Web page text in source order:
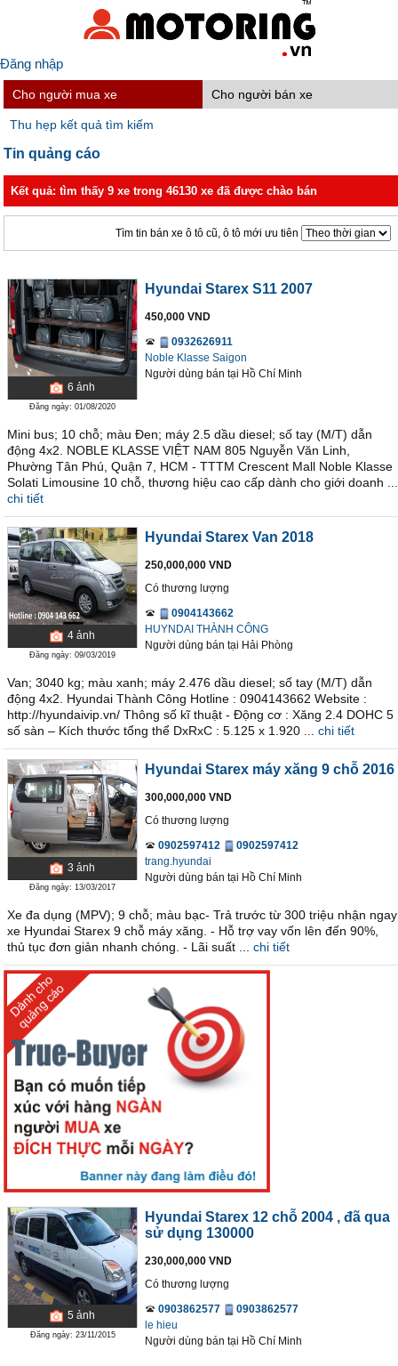
Đăng nhập
Cho người mua xe Cho người bán xe
Thu hẹp kết quả tìm kiếm
Tin quảng cáo
Kết quả: tìm thấy 9 xe trong 46130 xe đã được chào bán
Tìm tin bán xe ô tô cũ, ô tô mới ưu tiên
6 ảnh
Đăng ngày: 01/08/2020
Hyundai Starex S11 2007
450,000 VND
0932626911
Noble Klasse Saigon
Người dùng bán tại Hồ Chí Minh
Mini bus; 10 chỗ; màu Đen; máy 2.5 dầu diesel; số tay (M/T) dẫn
động 4x2. NOBLE KLASSE VIỆT NAM 805 Nguyễn Văn Linh,
Phường Tân Phú, Quận 7, HCM - TTTM Crescent Mall Noble Klasse
Solati Limousine 10 chỗ, thương hiệu cao cấp dành cho giới doanh ...
chi tiết
4 ảnh
Đăng ngày: 09/03/2019
Hyundai Starex Van 2018
250,000,000 VND
Có thương lượng
0904143662
HUYNDAI THÀNH CÔNG
Người dùng bán tại Hải Phòng
Van; 3040 kg; màu xanh; máy 2.476 dầu diesel; số tay (M/T) dẫn
động 4x2. Hyundai Thành Công Hotline : 0904143662 Website :
http://hyundaivip.vn/ Thông số kĩ thuật - Động cơ : Xăng 2.4 DOHC 5
số sàn – Kích thước tổng thể DxRxC : 5.125 x 1.920 ...
chi tiết
3 ảnh
Đăng ngày: 13/03/2017
Hyundai Starex máy xăng 9 chỗ 2016
300,000,000 VND
Có thương lượng
0902597412
0902597412
trang.hyundai
Người dùng bán tại Hồ Chí Minh
Xe đa dụng (MPV); 9 chỗ; màu bạc- Trả trước từ 300 triệu nhận ngay
xe Hyundai Starex 9 chỗ máy xăng. - Hỗ trợ vay vốn lên đến 90%,
thủ tục đơn giản nhanh chóng. - Lãi suất ...
chi tiết
5 ảnh
Đăng ngày: 23/11/2015
Hyundai Starex 12 chỗ 2004 , đã qua
sử dụng 130000
230,000,000 VND
Có thương lượng
0903862577
0903862577
le hieu
Người dùng bán tại Hồ Chí Minh